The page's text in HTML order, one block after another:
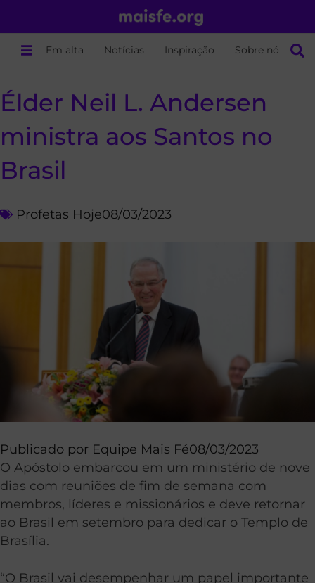
Em alta Notícias Inspiração Sobre nós
Élder Neil L. Andersen
ministra aos Santos no
Brasil
Profetas Hoje08/03/2023
Publicado por Equipe Mais Fé08/03/2023
O Apóstolo embarcou em um ministério de nove
dias com reuniões de fim de semana com
membros, líderes e missionários e deve retornar
ao Brasil em setembro para dedicar o Templo de
Brasília.
“O Brasil vai desempenhar um papel importante